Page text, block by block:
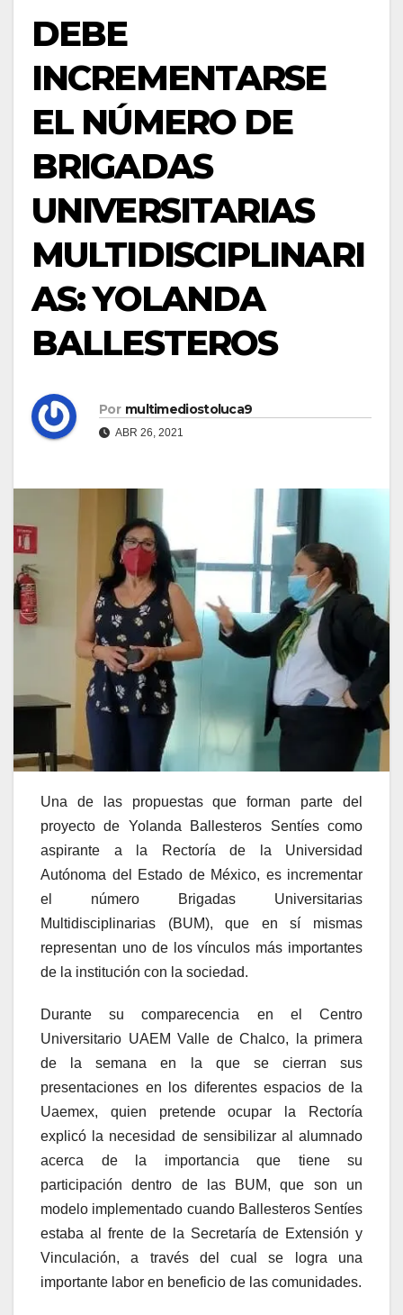
DEBE
INCREMENTARSE
EL NÚMERO DE
BRIGADAS
UNIVERSITARIAS
MULTIDISCIPLINARI
AS: YOLANDA
BALLESTEROS
Por multimediostoluca9
ABR 26, 2021
Una de las propuestas que forman parte del
proyecto de Yolanda Ballesteros Sentíes como
aspirante a la Rectoría de la Universidad
Autónoma del Estado de México, es incrementar
el número Brigadas Universitarias
Multidisciplinarias (BUM), que en sí mismas
representan uno de los vínculos más importantes
de la institución con la sociedad.
Durante su comparecencia en el Centro
Universitario UAEM Valle de Chalco, la primera
de la semana en la que se cierran sus
presentaciones en los diferentes espacios de la
Uaemex, quien pretende ocupar la Rectoría
explicó la necesidad de sensibilizar al alumnado
acerca de la importancia que tiene su
participación dentro de las BUM, que son un
modelo implementado cuando Ballesteros Sentíes
estaba al frente de la Secretaría de Extensión y
Vinculación, a través del cual se logra una
importante labor en beneficio de las comunidades.